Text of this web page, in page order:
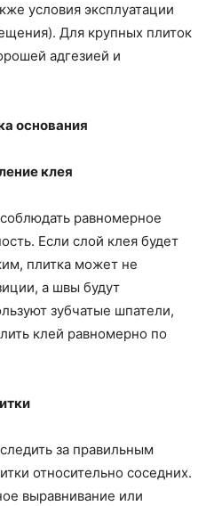
условия эксплуатации
Для крупных плиток
адгезией и
основания
клея
равномерное
Если слой клея будет
плитка может не
а швы будут
зубчатые шпатели,
клей равномерно по
за правильным
относительно соседних.
выравнивание или